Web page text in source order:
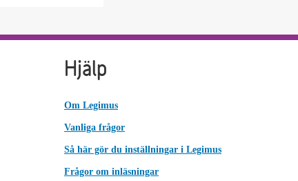
Hjälp
Om Legimus
Vanliga frågor
Så här gör du inställningar i Legimus
Frågor om inläsningar